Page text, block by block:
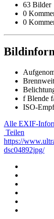
63 Bilder
0
0
f Blende
ISO-
Alle EXIF-
Teilen
https://
dsc04892jpg/